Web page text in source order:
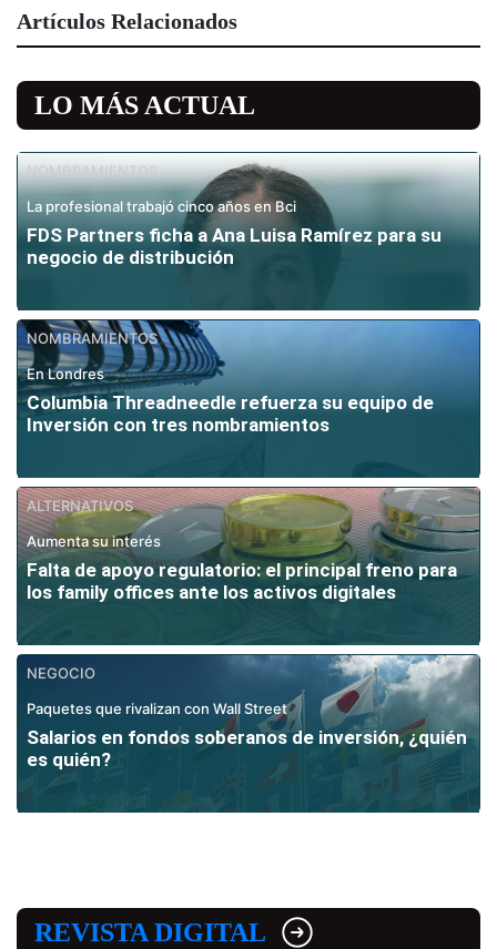
Artículos Relacionados
LO MÁS ACTUAL
NOMBRAMIENTOS
La profesional trabajó cinco años en Bci
FDS Partners ficha a Ana Luisa Ramírez para su
negocio de distribución
NOMBRAMIENTOS
En Londres
Columbia Threadneedle refuerza su equipo de
Inversión con tres nombramientos
ALTERNATIVOS
Aumenta su interés
Falta de apoyo regulatorio: el principal freno para
los family offices ante los activos digitales
NEGOCIO
Paquetes que rivalizan con Wall Street
Salarios en fondos soberanos de inversión, ¿quién
es quién?
REVISTA DIGITAL